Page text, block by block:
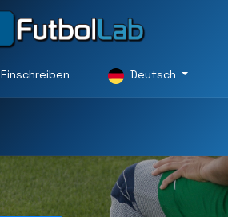
Einschreiben Deutsch